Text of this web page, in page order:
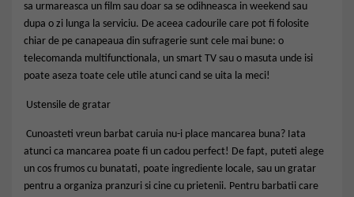
sa urmareasca un film sau doar sa se odihneasca in weekend sau
dupa o zi lunga la serviciu. De aceea cadourile care pot fi folosite
chiar de pe canapeaua din sufragerie sunt cele mai bune: o
telecomanda multifunctionala, un smart TV sau o masuta unde isi
poate aseza toate cele utile atunci cand se uita la meci!
Ustensile de gratar
Cunoasteti vreun barbat caruia nu-i place mancarea buna? Iata
atunci ca mancarea poate fi un cadou perfect! De fapt, puteti alege
un cos frumos cu bunatati, poate ingrediente locale, sau un gratar
pentru a organiza pranzuri si cine cu prietenii. Pentru barbatii care